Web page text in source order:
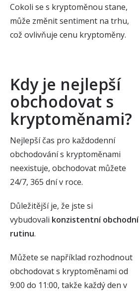
Cokoli se s kryptoměnou stane,
může změnit sentiment na trhu,
což ovlivňuje cenu kryptoměny.
Kdy je nejlepší
obchodovat s
kryptoměnami?
Nejlepší čas pro každodenní
obchodování s kryptoměnami
neexistuje, obchodovat můžete
24/7, 365 dní v roce.
Důležitější je, že jste si
vybudovali konzistentní obchodní
rutinu.
Můžete se například rozhodnout
obchodovat s kryptoměnami od
9:00 do 11:00, takže každý den v